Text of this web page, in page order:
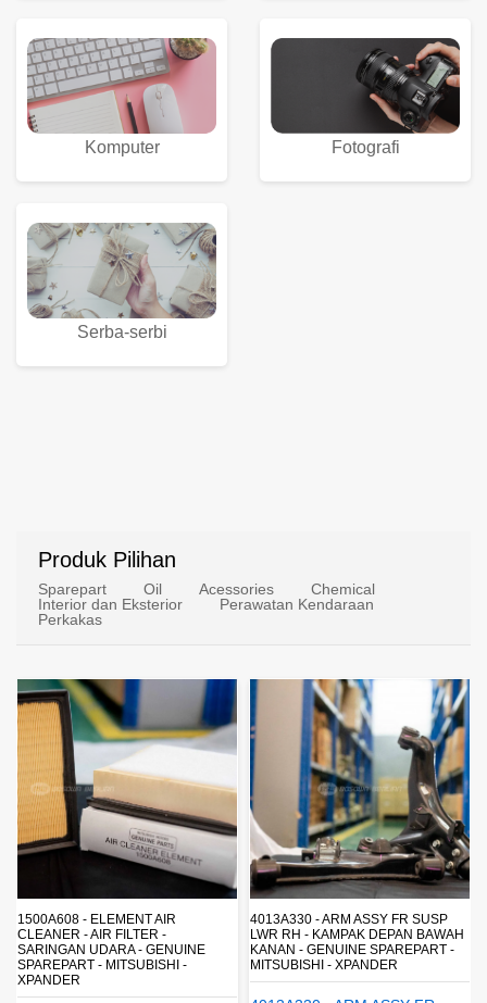
Komputer Fotografi
Serba-serbi
Produk Pilihan
Sparepart Oil Acessories
Chemical
Interior dan Eksterior
Perawatan Kendaraan
Perkakas
4013A330 - ARM ASSY FR SUSP
LWR RH - KAMPAK DEPAN BAWAH
KANAN - GENUINE SPAREPART -
MITSUBISHI - XPANDER
4162A413 - SHOCK ABSORBER RR
SUSP - SUSPENSI BELAKANG -
SHOCKBREAKER BELAKANG -
GENUINE SPAREPART -
MITSUBISHI - XPANDER